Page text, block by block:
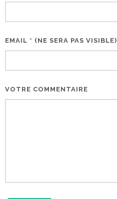
EMAIL * (NE SERA PAS VISIBLE)
VOTRE COMMENTAIRE